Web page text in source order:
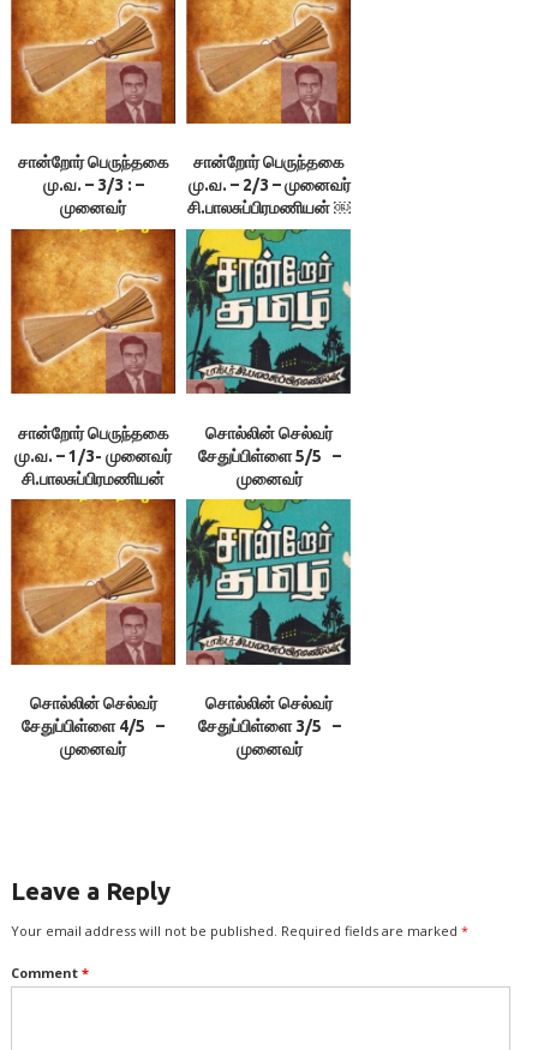
சான்றோர் பெருந்தகை
மு.வ. – 3/3 : –
முனைவர்
சி.பாலசுப்பிரமணியன் ￼
சான்றோர் பெருந்தகை
மு.வ. – 2/3 – முனைவர்
சி.பாலசுப்பிரமணியன் ￼
சான்றோர் பெருந்தகை
மு.வ. – 1/3- முனைவர்
சி.பாலசுப்பிரமணியன்
சொல்லின் செல்வர்
சேதுப்பிள்ளை 5/5 –
முனைவர்
சி.பாலசுப்பிரமணியன்￼
சொல்லின் செல்வர்
சேதுப்பிள்ளை 4/5 –
முனைவர்
சொல்லின் செல்வர்
சேதுப்பிள்ளை 3/5 –
முனைவர்
Leave a Reply
Your email address will not be published. Required fields are marked *
Comment *